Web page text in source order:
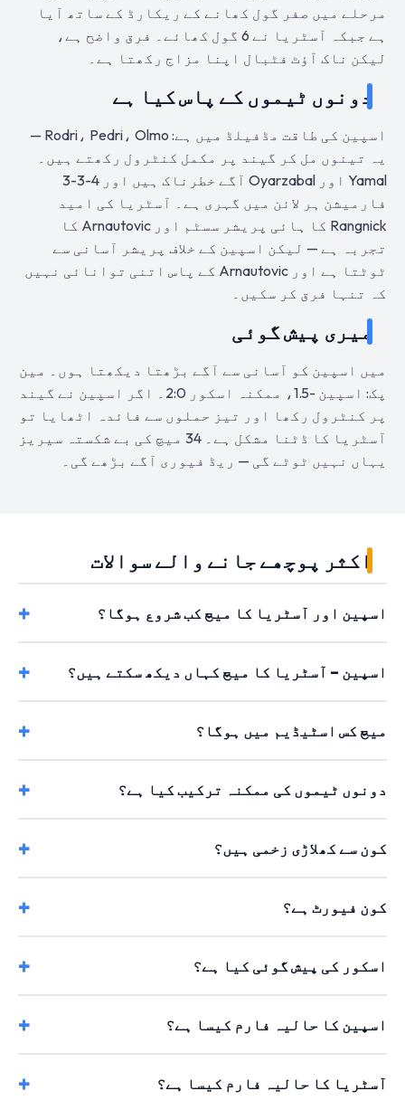
مرحلے میں صفر گول کھانے کے ریکارڈ کے ساتھ آیا
ہے جبکہ آسٹریا نے 6 گول کھائے۔ فرق واضح ہے،
لیکن ناک آؤٹ فٹبال اپنا مزاج رکھتا ہے۔
دونوں ٹیموں کے پاس کیا ہے
اسپین کی طاقت مڈفیلڈ میں ہے: Rodri، Pedri، Olmo —
یہ تینوں مل کر گیند پر مکمل کنٹرول رکھتے ہیں۔
Yamal اور Oyarzabal آگے خطرناک ہیں اور 4-3-3
فارمیشن ہر لائن میں گہری ہے۔ آسٹریا کی امید
Rangnick کا ہائی پریشر سسٹم اور Arnautovic کا
تجربہ ہے — لیکن اسپین کے خلاف پریشر آسانی سے
ٹوٹتا ہے اور Arnautovic کے پاس اتنی توانائی نہیں
کہ تنہا فرق کر سکیں۔
میری پیش گوئی
میں اسپین کو آسانی سے آگے بڑھتا دیکھتا ہوں۔ مین
پک: اسپین -1.5، ممکنہ اسکور 2:0۔ اگر اسپین نے گیند
پر کنٹرول رکھا اور تیز حملوں سے فائدہ اٹھایا تو
آسٹریا کا ڈٹنا مشکل ہے۔ 34 میچ کی بے شکستہ سیریز
یہاں نہیں ٹوٹے گی — ریڈ فیوری آگے بڑھے گی۔
اکثر پوچھے جانے والے سوالات
اسپین اور آسٹریا کا میچ کب شروع ہوگا؟
اسپین – آسٹریا کا میچ کہاں دیکھ سکتے ہیں؟
میچ کس اسٹیڈیم میں ہوگا؟
دونوں ٹیموں کی ممکنہ ترکیب کیا ہے؟
کون سے کھلاڑی زخمی ہیں؟
کون فیورٹ ہے؟
اسکور کی پیش گوئی کیا ہے؟
اسپین کا حالیہ فارم کیسا ہے؟
آسٹریا کا حالیہ فارم کیسا ہے؟